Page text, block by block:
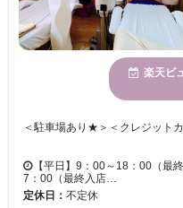
楽天ビ
【平日】9：00～18：00（最
7：00（最終入店…
定休日： 不定休